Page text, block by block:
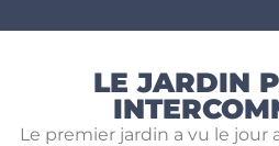
LE JARDIN
Le premier jardin a vu le jour